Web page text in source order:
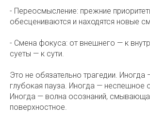
- Переосмысление: прежние
обесцениваются и находятся новые
- Смена фокуса: от внешнего — к
суеты — к сути. ⠀
Это не обязательно трагедии. Иногда
глубокая пауза. Иногда — неспешное
Иногда — волна осознаний,
поверхностное. ⠀